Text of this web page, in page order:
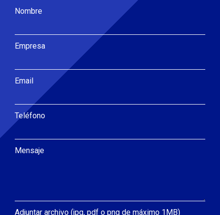
Nombre
Empresa
Email
Teléfono
Mensaje
Adjuntar archivo (jpg, pdf o png de máximo 1MB)